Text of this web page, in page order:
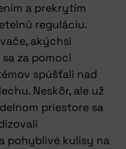
a prekrytím
reguláciu.
akýchsi
za pomoci
spúšťali nad
Neskôr, ale už
priestore sa
pohyblivé kulisy na